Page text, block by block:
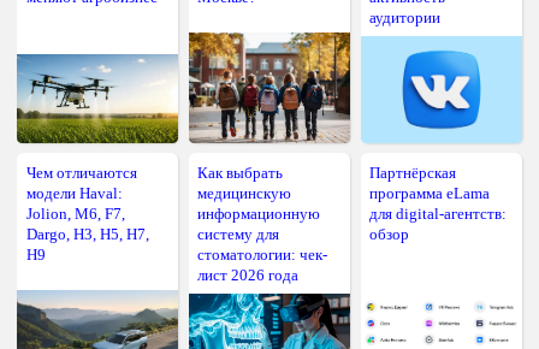
аудитории
Чем отличаются
модели Haval:
Jolion, M6, F7,
Dargo, H3, H5, H7,
H9
Как выбрать
медицинскую
информационную
систему для
стоматологии: чек-
лист 2026 года
Партнёрская
программа eLama
для digital-агентств:
обзор